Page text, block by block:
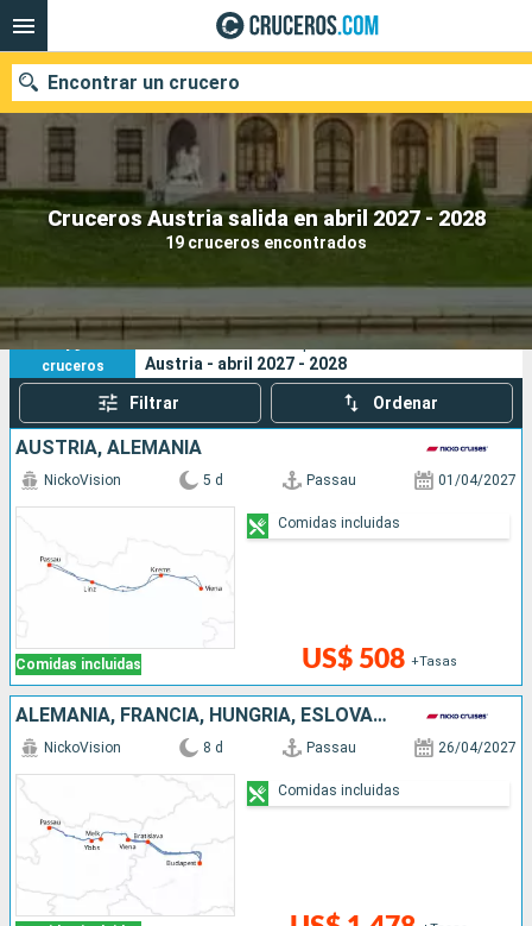
Cruceros Austria salida en abril 2027 - 2028
19 cruceros encontrados
Encontrar un crucero
Nuestros destinos
Puertos Compañías
Buscar
19
cruceros
Sus criterios de búsqueda:
Austria - abril 2027 - 2028
Filtrar Ordenar
AUSTRIA, ALEMANIA
Comidas incluidas
NickoVision 5 d Passau 01/04/2027
US$ 508 +Tasas
Comidas incluidas
ALEMANIA, FRANCIA, HUNGRÍA, ESLOVAQUIA, AUSTRIA
NickoVision 8 d Passau 26/04/2027
Comidas incluidas